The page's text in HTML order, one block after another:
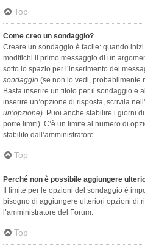
Top
Come creo un sondaggio?
Creare un sondaggio è facile: quando
modifichi il primo messaggio di un
sotto lo spazio per l’inserimento del
sondaggio (se non lo vedi, probabilmente
Basta inserire un titolo per il sondaggio e
inserire un’opzione di risposta, scrivila
un’opzione). Puoi anche stabilire i giorni
porre limiti). C’è un limite al numero di
stabilito dall’amministratore.
Top
Perché non è possibile aggiungere
Il limite per le opzioni del sondaggio è
bisogno di aggiungere ulteriori opzioni di
l’amministratore del Forum.
Top